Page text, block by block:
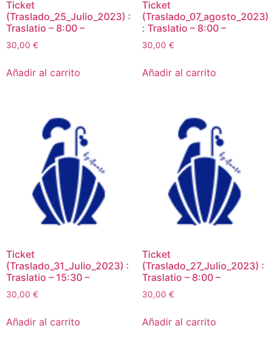
Ticket
(Traslado_25_Julio_2023) :
Traslatio – 8:00 –
30,00 €
Añadir al carrito
Ticket
(Traslado_07_agosto_2023)
: Traslatio – 8:00 –
30,00 €
Añadir al carrito
Ticket
(Traslado_31_Julio_2023) :
Traslatio – 15:30 –
30,00 €
Añadir al carrito
Ticket
(Traslado_27_Julio_2023) :
Traslatio – 8:00 –
30,00 €
Añadir al carrito